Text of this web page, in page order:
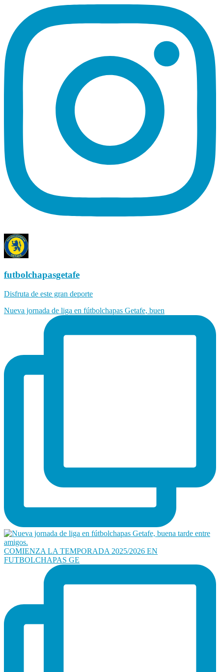
futbolchapasgetafe
Disfruta de este gran deporte
Nueva jornada de liga en fútbolchapas Getafe, buen
COMIENZA LA TEMPORADA 2025/2026 EN
FUTBOLCHAPAS GE